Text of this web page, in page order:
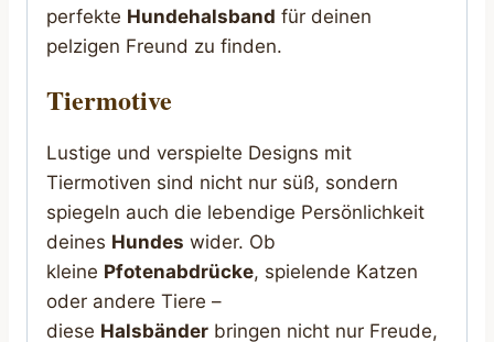
perfekte Hundehalsband für deinen
pelzigen Freund zu finden.
Tiermotive
Lustige und verspielte Designs mit
Tiermotiven sind nicht nur süß, sondern
spiegeln auch die lebendige Persönlichkeit
deines Hundes wider. Ob
kleine Pfotenabdrücke, spielende Katzen
oder andere Tiere –
diese Halsbänder bringen nicht nur Freude,